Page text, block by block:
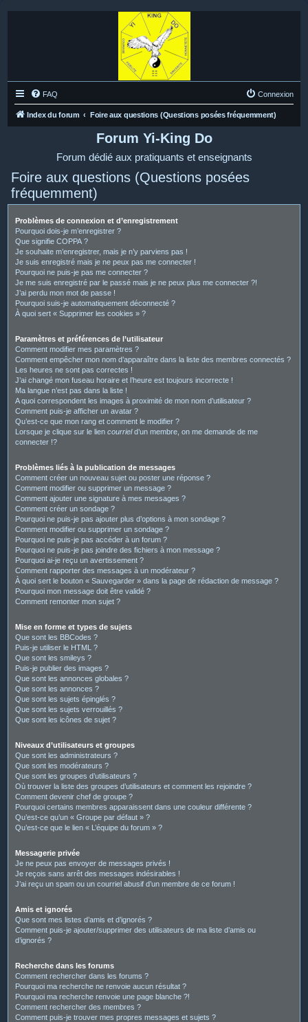
FAQ Connexion
Index du forum Foire aux questions (Questions posées fréquemment)
Forum Yi-King Do
Forum dédié aux pratiquants et enseignants
Foire aux questions (Questions posées
fréquemment)
Problèmes de connexion et d’enregistrement
Pourquoi dois-je m’enregistrer ?
Que signifie COPPA ?
Je souhaite m’enregistrer, mais je n’y parviens pas !
Je suis enregistré mais je ne peux pas me connecter !
Pourquoi ne puis-je pas me connecter ?
Je me suis enregistré par le passé mais je ne peux plus me connecter ?!
J’ai perdu mon mot de passe !
Pourquoi suis-je automatiquement déconnecté ?
À quoi sert « Supprimer les cookies » ?
Paramètres et préférences de l’utilisateur
Comment modifier mes paramètres ?
Comment empêcher mon nom d’apparaître dans la liste des membres connectés ?
Les heures ne sont pas correctes !
J’ai changé mon fuseau horaire et l’heure est toujours incorrecte !
Ma langue n’est pas dans la liste !
A quoi correspondent les images à proximité de mon nom d’utilisateur ?
Comment puis-je afficher un avatar ?
Qu’est-ce que mon rang et comment le modifier ?
Lorsque je clique sur le lien courrield’un membre, on me demande de me
connecter !?
Problèmes liés à la publication de messages
Comment créer un nouveau sujet ou poster une réponse ?
Comment modifier ou supprimer un message ?
Comment ajouter une signature à mes messages ?
Comment créer un sondage ?
Pourquoi ne puis-je pas ajouter plus d’options à mon sondage ?
Comment modifier ou supprimer un sondage ?
Pourquoi ne puis-je pas accéder à un forum ?
Pourquoi ne puis-je pas joindre des fichiers à mon message ?
Pourquoi ai-je reçu un avertissement ?
Comment rapporter des messages à un modérateur ?
À quoi sert le bouton « Sauvegarder » dans la page de rédaction de message ?
Pourquoi mon message doit être validé ?
Comment remonter mon sujet ?
Mise en forme et types de sujets
Que sont les BBCodes ?
Puis-je utiliser le HTML ?
Que sont les smileys ?
Puis-je publier des images ?
Que sont les annonces globales ?
Que sont les annonces ?
Que sont les sujets épinglés ?
Que sont les sujets verrouillés ?
Que sont les icônes de sujet ?
Niveaux d’utilisateurs et groupes
Que sont les administrateurs ?
Que sont les modérateurs ?
Que sont les groupes d’utilisateurs ?
Où trouver la liste des groupes d’utilisateurs et comment les rejoindre ?
Comment devenir chef de groupe ?
Pourquoi certains membres apparaissent dans une couleur différente ?
Qu’est-ce qu’un « Groupe par défaut » ?
Qu’est-ce que le lien « L’équipe du forum » ?
Messagerie privée
Je ne peux pas envoyer de messages privés !
Je reçois sans arrêt des messages indésirables !
J’ai reçu un spam ou un courriel abusif d’un membre de ce forum !
Amis et ignorés
Que sont mes listes d’amis et d’ignorés ?
Comment puis-je ajouter/supprimer des utilisateurs de ma liste d’amis ou
d’ignorés ?
Recherche dans les forums
Comment rechercher dans les forums ?
Pourquoi ma recherche ne renvoie aucun résultat ?
Pourquoi ma recherche renvoie une page blanche ?!
Comment rechercher des membres ?
Comment puis-je trouver mes propres messages et sujets ?